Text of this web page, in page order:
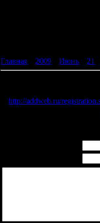
Главная 2009 Июнь 21
http://addweb.ru/